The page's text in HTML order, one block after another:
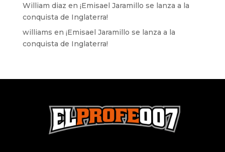
William diaz en ¡Emisael Jaramillo se lanza a la
conquista de Inglaterra!
williams en ¡Emisael Jaramillo se lanza a la
conquista de Inglaterra!